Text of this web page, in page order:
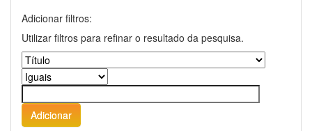
Adicionar filtros:
Utilizar filtros para refinar o resultado da pesquisa.